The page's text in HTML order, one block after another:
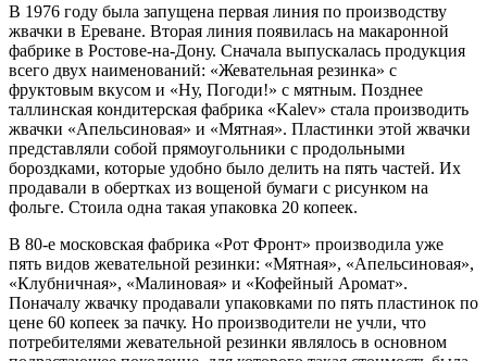
В 1976 году была запущена первая линия по производству
жвачки в Ереване. Вторая линия появилась на макаронной
фабрике в Ростове-на-Дону. Сначала выпускалась продукция
всего двух наименований: «Жевательная резинка» с
фруктовым вкусом и «Ну, Погоди!» с мятным. Позднее
таллинская кондитерская фабрика «Kalev» стала производить
жвачки «Апельсиновая» и «Мятная». Пластинки этой жвачки
представляли собой прямоугольники с продольными
бороздками, которые удобно было делить на пять частей. Их
продавали в обертках из вощеной бумаги с рисунком на
фольге. Стоила одна такая упаковка 20 копеек.
В 80-е московская фабрика «Рот Фронт» производила уже
пять видов жевательной резинки: «Мятная», «Апельсиновая»,
«Клубничная», «Малиновая» и «Кофейный Аромат».
Поначалу жвачку продавали упаковками по пять пластинок по
цене 60 копеек за пачку. Но производители не учли, что
потребителями жевательной резинки являлось в основном